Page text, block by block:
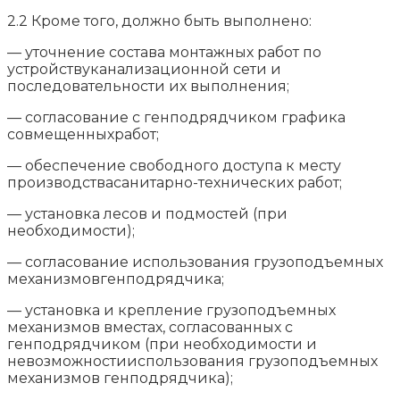
2.2 Кроме того, должно быть выполнено:
— уточнение состава монтажных работ по
устройствуканализационной сети и
последовательности их выполнения;
— согласование с генподрядчиком графика
совмещенныхработ;
— обеспечение свободного доступа к месту
производствасанитарно-технических работ;
— установка лесов и подмостей (при
необходимости);
— согласование использования грузоподъемных
механизмовгенподрядчика;
— установка и крепление грузоподъемных
механизмов вместах, согласованных с
генподрядчиком (при необходимости и
невозможностииспользования грузоподъемных
механизмов генподрядчика);